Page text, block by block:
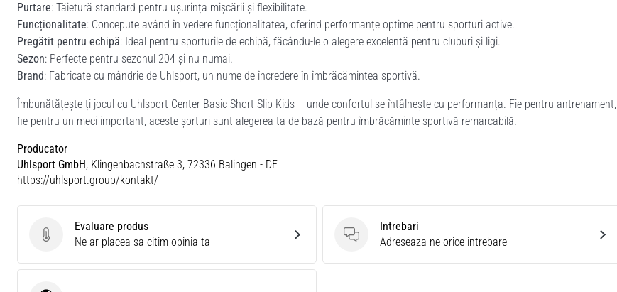
Purtare: Tăietură standard pentru ușurința mișcării și flexibilitate.
Funcționalitate: Concepute având în vedere funcționalitatea, oferind performanțe optime pentru sporturi active.
Pregătit pentru echipă: Ideal pentru sporturile de echipă, făcându-le o alegere excelentă pentru cluburi și ligi.
Sezon: Perfecte pentru sezonul 204 și nu numai.
Brand: Fabricate cu mândrie de Uhlsport, un nume de încredere în îmbrăcămintea sportivă.
Îmbunătățește-ți jocul cu Uhlsport Center Basic Short Slip Kids – unde confortul se întâlnește cu performanța. Fie pentru antrenament,
fie pentru un meci important, aceste șorturi sunt alegerea ta de bază pentru îmbrăcăminte sportivă remarcabilă.
Producator
Uhlsport GmbH, Klingenbachstraße 3, 72336 Balingen - DE
https://uhlsport.group/kontakt/
Evaluare produs
Evaluare produs
Ne-ar placea sa citim opinia ta
Intrebari
Intrebari
Adreseaza-ne orice intrebare